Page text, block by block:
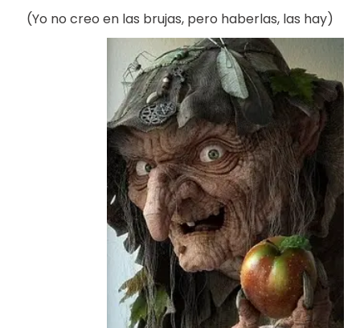
(Yo no creo en las brujas, pero haberlas, las hay)